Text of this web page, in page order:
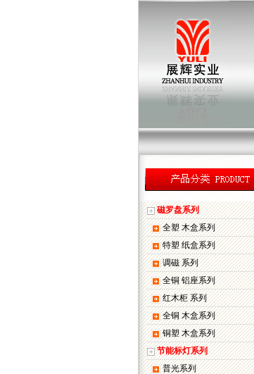
磁罗盘系列
全塑 木盒系列
特塑 纸盒系列
调磁 系列
全铜 铝座系列
红木柜 系列
全铜 木盒系列
铜塑 木盒系列
节能标灯系列
普光系列